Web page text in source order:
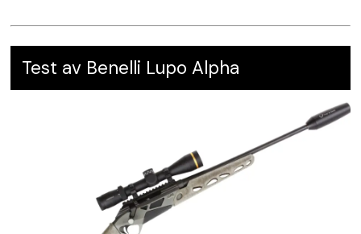
Test av Benelli Lupo Alpha